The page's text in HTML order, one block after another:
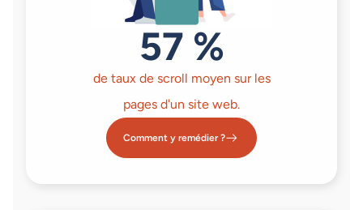
57 %
de taux de scroll moyen sur les
pages d'un site web.
Comment y remédier ?